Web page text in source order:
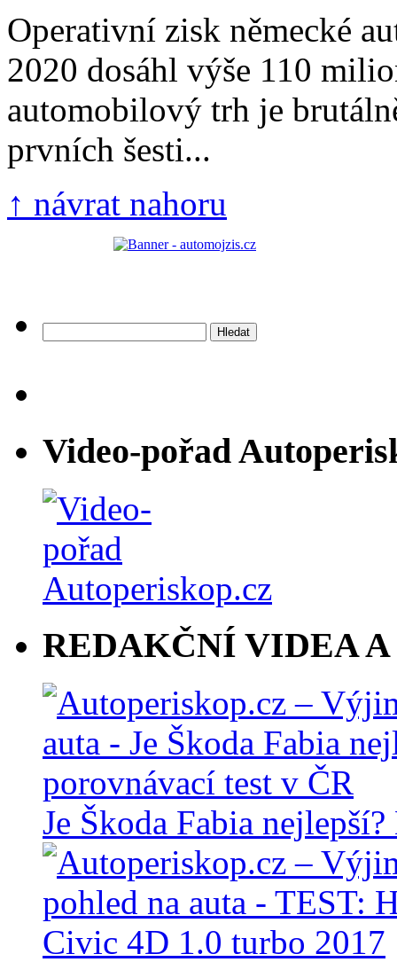
Operativní zisk německé
2020 dosáhl výše 110
automobilový trh je
prvních šesti...
↑ návrat nahoru
Video-pořad
REDAKČNÍ VIDEA A
Je Škoda Fabia